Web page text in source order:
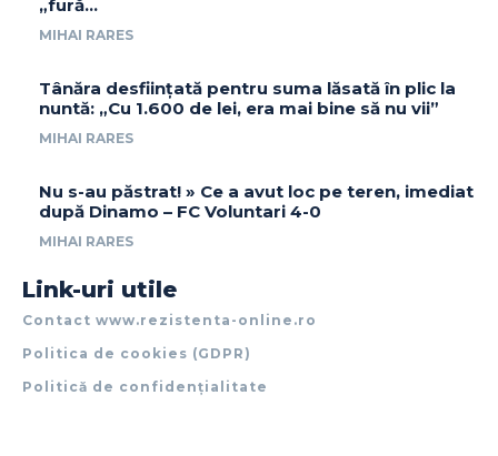
„fură…
MIHAI RARES
Tânăra desființată pentru suma lăsată în plic la
nuntă: „Cu 1.600 de lei, era mai bine să nu vii”
MIHAI RARES
Nu s-au păstrat! » Ce a avut loc pe teren, imediat
după Dinamo – FC Voluntari 4-0
MIHAI RARES
Link-uri utile
Contact www.rezistenta-online.ro
Politica de cookies (GDPR)
Politică de confidențialitate